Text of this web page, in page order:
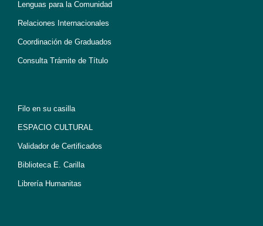
Lenguas para la Comunidad
Relaciones Internacionales
Coordinación de Graduados
Consulta Trámite de Título
Filo en su casilla
ESPACIO CULTURAL
Validador de Certificados
Biblioteca E. Carilla
Librería Humanitas